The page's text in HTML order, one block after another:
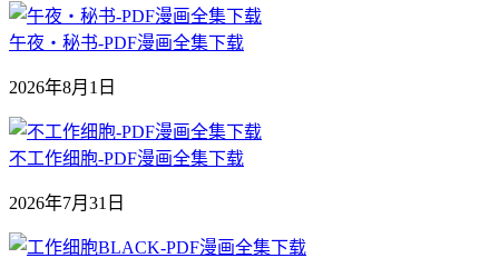
午夜‧秘书-PDF漫画全集下载
2026年8月1日
不工作细胞-PDF漫画全集下载
2026年7月31日